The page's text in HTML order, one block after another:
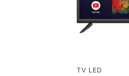
TV LED